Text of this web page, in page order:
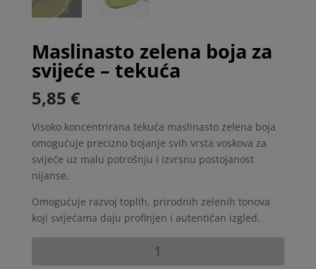
Maslinasto zelena boja za
svijeće – tekuća
5,85 €
Visoko koncentrirana tekuća maslinasto zelena boja
omogućuje precizno bojanje svih vrsta voskova za
svijeće uz malu potrošnju i izvrsnu postojanost
nijanse.
Omogućuje razvoj toplih, prirodnih zelenih tonova
koji svijećama daju profinjen i autentičan izgled.